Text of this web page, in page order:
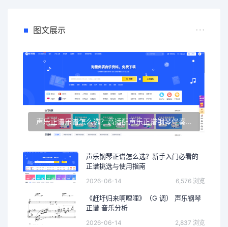
图文展示
声乐正谱乐谱怎么选？高适配声乐正谱钢琴伴奏资源推荐
声乐钢琴正谱怎么选？新手入门必看的
正谱挑选与使用指南
2026-06-14 6,576 浏览
《赶圩归来啊哩哩》（G 调） 声乐钢琴
正谱 音乐分析
2026-06-14 2,837 浏览